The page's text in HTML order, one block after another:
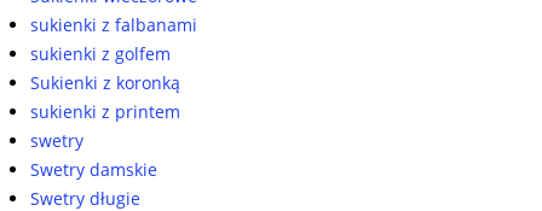
sukienki z falbanami
sukienki z golfem
Sukienki z koronką
sukienki z printem
swetry
Swetry damskie
Swetry długie